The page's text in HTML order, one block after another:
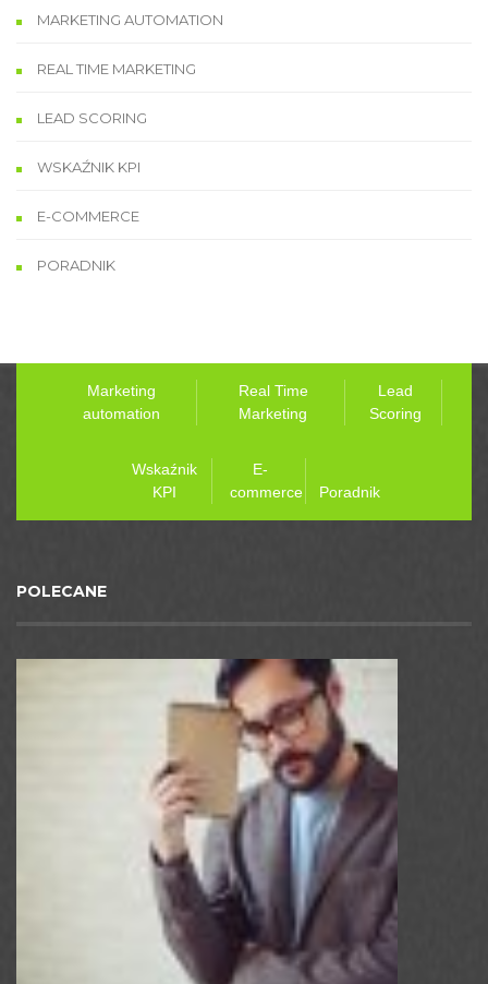
MARKETING AUTOMATION
REAL TIME MARKETING
LEAD SCORING
WSKAŹNIK KPI
E-COMMERCE
PORADNIK
Marketing
automation
Real Time
Marketing
Lead
Scoring
Wskaźnik
KPI
E-
commerce
Poradnik
POLECANE